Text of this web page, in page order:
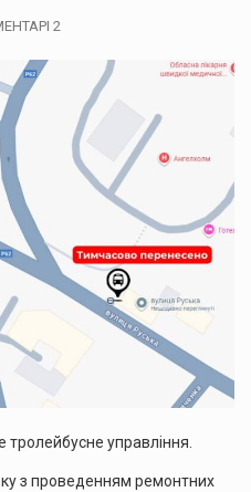
2
управління.
з проведенням ремонтних